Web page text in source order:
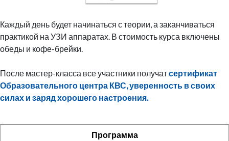
Каждый день будет начинаться с теории, а заканчиваться
практикой на УЗИ аппаратах. В стоимость курса включены
обеды и кофе-брейки.
После мастер-класса все участники получатсертификат
Образовательного центра КВС, уверенность в своих
силах и заряд хорошего настроения.
Программа